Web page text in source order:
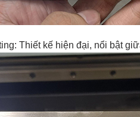
Thiết kế hiện đại, nổi bật